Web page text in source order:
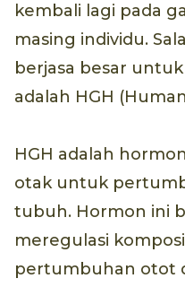
kembali lagi pada
masing individu.
berjasa besar
adalah HGH
HGH adalah
otak untuk
tubuh. Hormon ini
meregulasi
pertumbuhan otot